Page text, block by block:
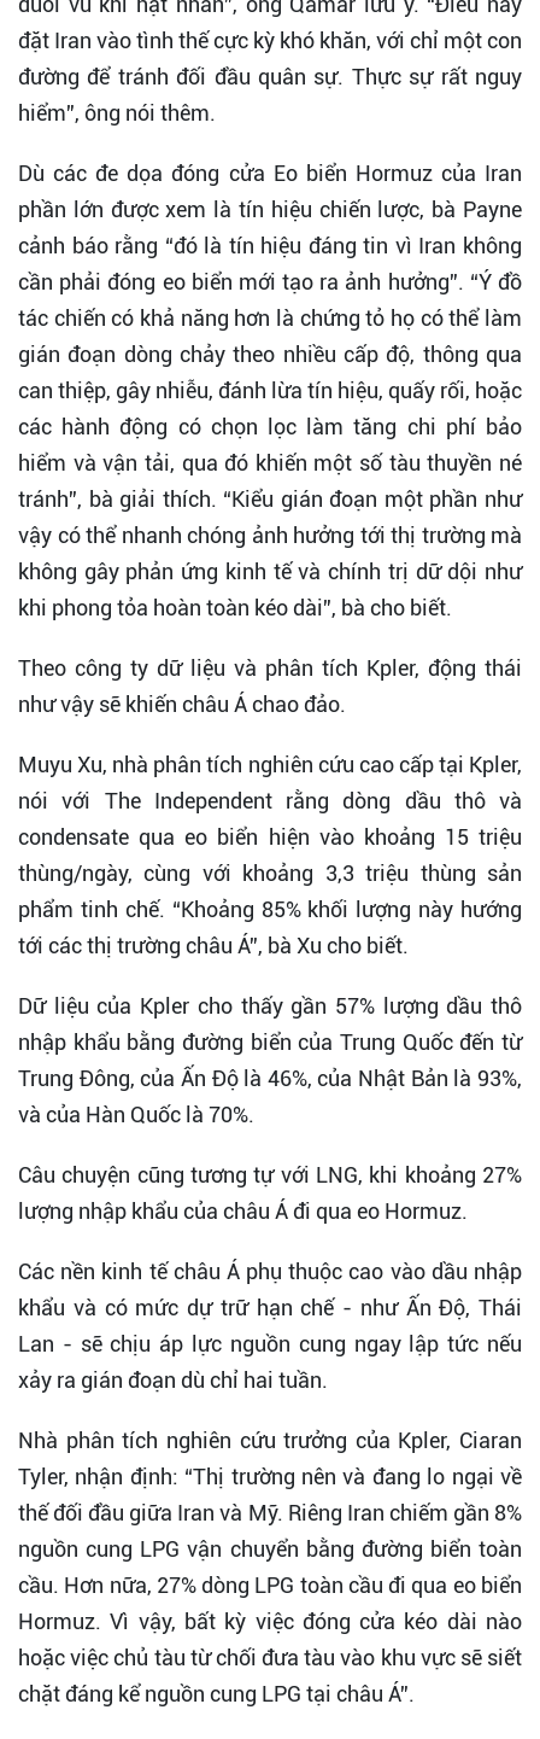
đặt Iran vào tình thế cực kỳ khó khăn, với chỉ một con
đường để tránh đối đầu quân sự. Thực sự rất nguy
hiểm”, ông nói thêm.
Dù các đe dọa đóng cửa Eo biển Hormuz của Iran
phần lớn được xem là tín hiệu chiến lược, bà Payne
cảnh báo rằng “đó là tín hiệu đáng tin vì Iran không
cần phải đóng eo biển mới tạo ra ảnh hưởng”. “Ý đồ
tác chiến có khả năng hơn là chứng tỏ họ có thể làm
gián đoạn dòng chảy theo nhiều cấp độ, thông qua
can thiệp, gây nhiễu, đánh lừa tín hiệu, quấy rối, hoặc
các hành động có chọn lọc làm tăng chi phí bảo
hiểm và vận tải, qua đó khiến một số tàu thuyền né
tránh”, bà giải thích. “Kiểu gián đoạn một phần như
vậy có thể nhanh chóng ảnh hưởng tới thị trường mà
không gây phản ứng kinh tế và chính trị dữ dội như
khi phong tỏa hoàn toàn kéo dài”, bà cho biết.
Theo công ty dữ liệu và phân tích Kpler, động thái
như vậy sẽ khiến châu Á chao đảo.
Muyu Xu, nhà phân tích nghiên cứu cao cấp tại Kpler,
nói với The Independent rằng dòng dầu thô và
condensate qua eo biển hiện vào khoảng 15 triệu
thùng/ngày, cùng với khoảng 3,3 triệu thùng sản
phẩm tinh chế. “Khoảng 85% khối lượng này hướng
tới các thị trường châu Á”, bà Xu cho biết.
Dữ liệu của Kpler cho thấy gần 57% lượng dầu thô
nhập khẩu bằng đường biển của Trung Quốc đến từ
Trung Đông, của Ấn Độ là 46%, của Nhật Bản là 93%,
và của Hàn Quốc là 70%.
Câu chuyện cũng tương tự với LNG, khi khoảng 27%
lượng nhập khẩu của châu Á đi qua eo Hormuz.
Các nền kinh tế châu Á phụ thuộc cao vào dầu nhập
khẩu và có mức dự trữ hạn chế - như Ấn Độ, Thái
Lan - sẽ chịu áp lực nguồn cung ngay lập tức nếu
xảy ra gián đoạn dù chỉ hai tuần.
Nhà phân tích nghiên cứu trưởng của Kpler, Ciaran
Tyler, nhận định: “Thị trường nên và đang lo ngại về
thế đối đầu giữa Iran và Mỹ. Riêng Iran chiếm gần 8%
nguồn cung LPG vận chuyển bằng đường biển toàn
cầu. Hơn nữa, 27% dòng LPG toàn cầu đi qua eo biển
Hormuz. Vì vậy, bất kỳ việc đóng cửa kéo dài nào
hoặc việc chủ tàu từ chối đưa tàu vào khu vực sẽ siết
chặt đáng kể nguồn cung LPG tại châu Á”.